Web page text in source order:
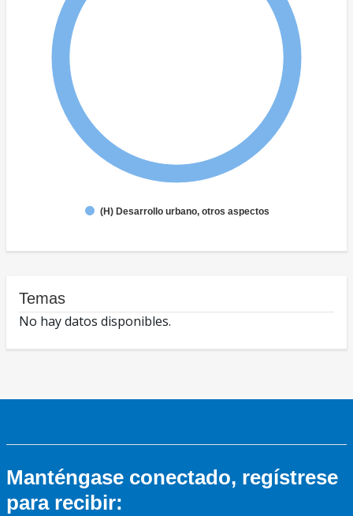
(H) Desarrollo urbano, otros aspectos
Temas
No hay datos disponibles.
Manténgase conectado, regístrese
para recibir: